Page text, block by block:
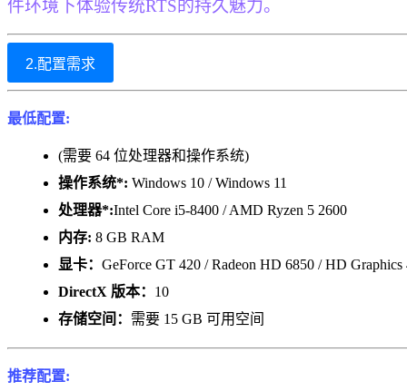
件环境下体验传统RTS的持久魅力。
2.配置需求
最低配置:
(需要 64 位处理器和操作系统)
操作系统*: Windows 10 / Windows 11
处理器*:Intel Core i5-8400 / AMD Ryzen 5 2600
内存: 8 GB RAM
显卡： GeForce GT 420 / Radeon HD 6850 / HD Graphics
DirectX 版本： 10
存储空间： 需要 15 GB 可用空间
推荐配置: